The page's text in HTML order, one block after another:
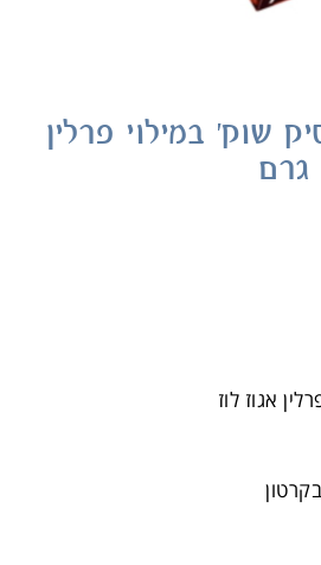
שוק' במילוי פרלין
אגוז לוז